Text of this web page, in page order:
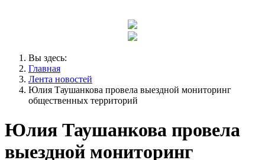
Вы здесь:
Главная
Лента новостей
Юлия Таушанкова провела выездной мониторинг
общественных территорий
Юлия Таушанкова провела
выездной мониторинг